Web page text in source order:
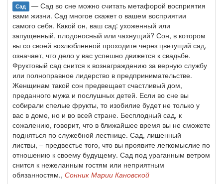
Сад — Сад во сне можно считать метафорой восприятия
вами жизни. Сад многое скажет о вашем восприятии
самого себя. Какой он, ваш сад: ухоженный или
запущенный, плодоносный или чахнущий? Сон, в котором
вы со своей возлюбленной проходите через цветущий сад,
означает, что дело у вас успешно движется к свадьбе.
Фруктовый сад снится к вознаграждению за верную службу
или полноправное лидерство в предпринимательстве.
Женщинам такой сон предвещает счастливый дом,
преданного мужа и послушных детей. Если во сне вы
собирали спелые фрукты, то изобилие будет не только у
вас в доме, но и во всей стране. Бесплодный сад, к
сожалению, говорит, что в ближайшее время вы не сможете
подняться по служебной лестнице. Сад, лишенный
листвы, – предвестье того, что вы проявите легкомыслие по
отношению к своему будущему. Сад под ураганным ветром
снится к нежеланным гостям или неприятным
обязанностям., Сонник Марии Кановской